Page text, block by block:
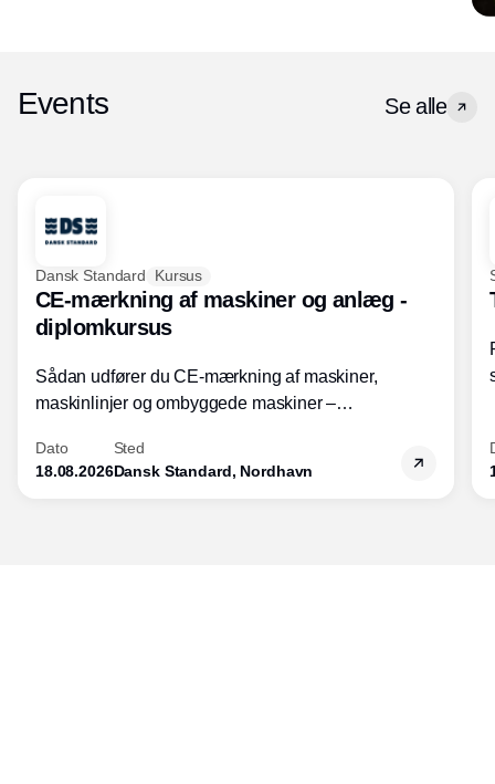
Events Se alle
Dansk Standard Kursus
CE-mærkning af maskiner og anlæg -
diplomkursus
Sådan udfører du CE-mærkning af maskiner,
maskinlinjer og ombyggede maskiner –
Dato
18.08.2026
Sted
Dansk Standard, Nordhavn